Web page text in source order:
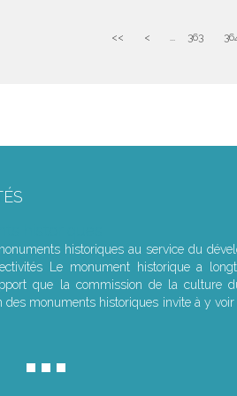
<< < ... 363
historiques au service du
Le monument historique a
que la commission de la culture
des monuments historiques invite à y